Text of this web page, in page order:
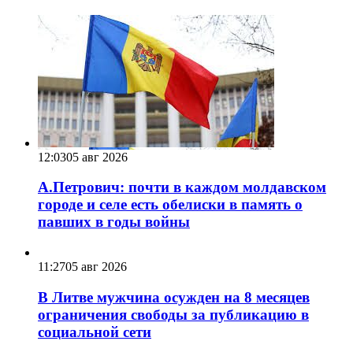
12:0305 авг 2026
А.Петрович: почти в каждом молдавском
городе и селе есть обелиски в память о
павших в годы войны
11:2705 авг 2026
В Литве мужчина осужден на 8 месяцев
ограничения свободы за публикацию в
социальной сети